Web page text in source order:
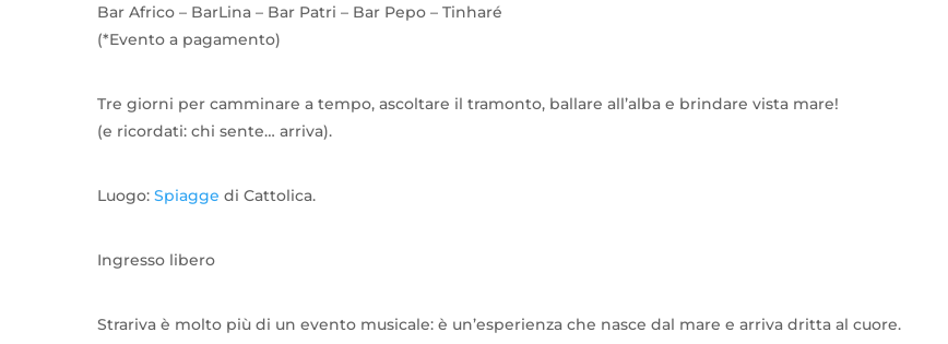
Bar Africo – BarLina – Bar Patri – Bar Pepo – Tinharé
(*Evento a pagamento)
Tre giorni per camminare a tempo, ascoltare il tramonto, ballare all’alba e brindare vista mare!
(e ricordati: chi sente… arriva).
Luogo: Spiagge di Cattolica.
Ingresso libero
Strariva è molto più di un evento musicale: è un’esperienza che nasce dal mare e arriva dritta al cuore.